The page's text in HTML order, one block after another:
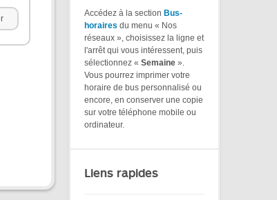
Accédez à la section Bus-
horaires du menu « Nos
réseaux », choisissez la ligne et
l'arrêt qui vous intéressent, puis
sélectionnez « Semaine ».
Vous pourrez imprimer votre
horaire de bus personnalisé ou
encore, en conserver une copie
sur votre téléphone mobile ou
ordinateur.
Liens rapides